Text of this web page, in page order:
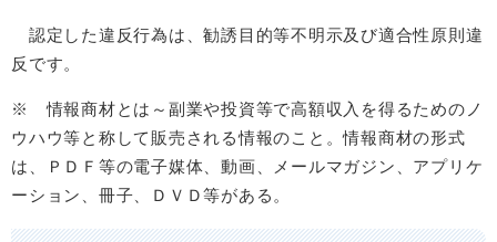
認定した違反行為は、勧誘目的等不明示及び適合性原則違
反です。
※ 情報商材とは～副業や投資等で高額収入を得るためのノ
ウハウ等と称して販売される情報のこと。情報商材の形式
は、ＰＤＦ等の電子媒体、動画、メールマガジン、アプリケ
ーション、冊子、ＤＶＤ等がある。